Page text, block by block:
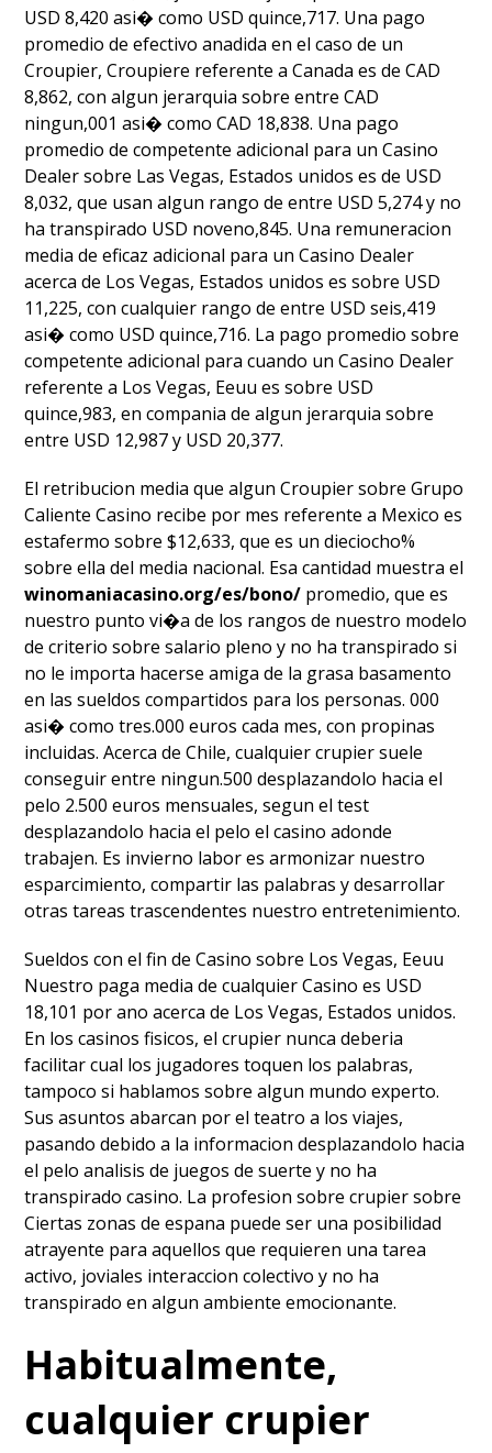
USD 8,420 asi� como USD quince,717. Una pago
promedio de efectivo anadida en el caso de un
Croupier, Croupiere referente a Canada es de CAD
8,862, con algun jerarquia sobre entre CAD
ningun,001 asi� como CAD 18,838. Una pago
promedio de competente adicional para un Casino
Dealer sobre Las Vegas, Estados unidos es de USD
8,032, que usan algun rango de entre USD 5,274 y no
ha transpirado USD noveno,845. Una remuneracion
media de eficaz adicional para un Casino Dealer
acerca de Los Vegas, Estados unidos es sobre USD
11,225, con cualquier rango de entre USD seis,419
asi� como USD quince,716. La pago promedio sobre
competente adicional para cuando un Casino Dealer
referente a Los Vegas, Eeuu es sobre USD
quince,983, en compania de algun jerarquia sobre
entre USD 12,987 y USD 20,377.
El retribucion media que algun Croupier sobre Grupo
Caliente Casino recibe por mes referente a Mexico es
estafermo sobre $12,633, que es un dieciocho%
sobre ella del media nacional. Esa cantidad muestra el
winomaniacasino.org/es/bono/ promedio, que es
nuestro punto vi�a de los rangos de nuestro modelo
de criterio sobre salario pleno y no ha transpirado si
no le importa hacerse amiga de la grasa basamento
en las sueldos compartidos para los personas. 000
asi� como tres.000 euros cada mes, con propinas
incluidas. Acerca de Chile, cualquier crupier suele
conseguir entre ningun.500 desplazandolo hacia el
pelo 2.500 euros mensuales, segun el test
desplazandolo hacia el pelo el casino adonde
trabajen. Es invierno labor es armonizar nuestro
esparcimiento, compartir las palabras y desarrollar
otras tareas trascendentes nuestro entretenimiento.
Sueldos con el fin de Casino sobre Los Vegas, Eeuu
Nuestro paga media de cualquier Casino es USD
18,101 por ano acerca de Los Vegas, Estados unidos.
En los casinos fisicos, el crupier nunca deberia
facilitar cual los jugadores toquen los palabras,
tampoco si hablamos sobre algun mundo experto.
Sus asuntos abarcan por el teatro a los viajes,
pasando debido a la informacion desplazandolo hacia
el pelo analisis de juegos de suerte y no ha
transpirado casino. La profesion sobre crupier sobre
Ciertas zonas de espana puede ser una posibilidad
atrayente para aquellos que requieren una tarea
activo, joviales interaccion colectivo y no ha
transpirado en algun ambiente emocionante.
Habitualmente,
cualquier crupier